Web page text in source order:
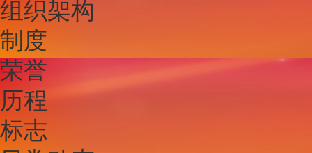
组织架构
制度
荣誉
历程
标志